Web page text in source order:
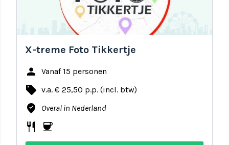
X-treme Foto Tikkertje
person Vanaf 15 personen
local_offer v.a. € 25,50 p.p. (incl. btw)
where_to_vote Overal in Nederland
restaurant coffee